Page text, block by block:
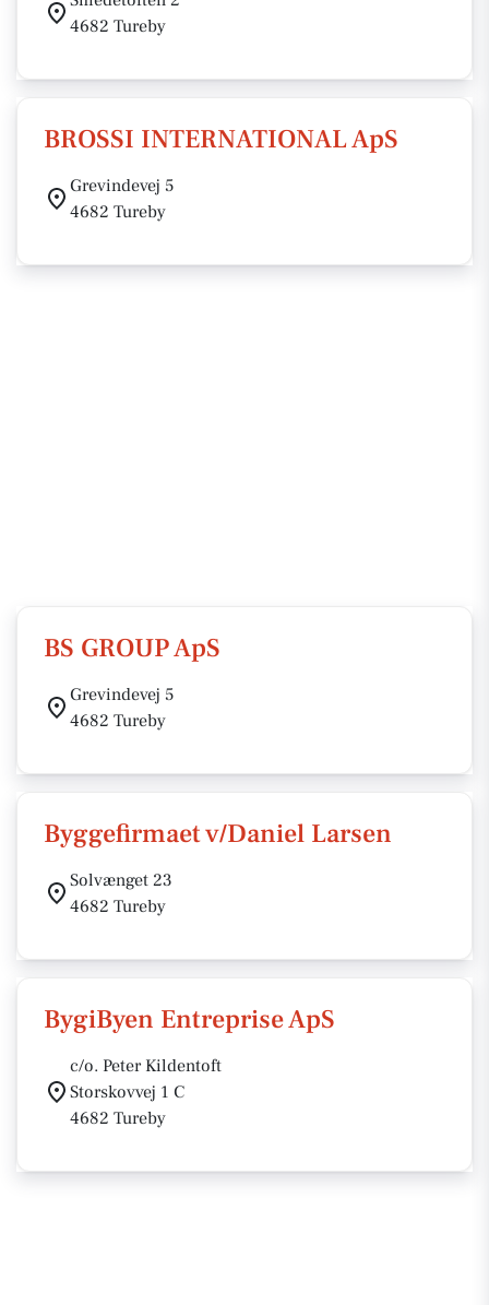
4682 Tureby
BROSSI INTERNATIONAL ApS
Grevindevej 5
4682 Tureby
BS GROUP ApS
Grevindevej 5
4682 Tureby
Byggefirmaet v/Daniel Larsen
Solvænget 23
4682 Tureby
BygiByen Entreprise ApS
c/o. Peter Kildentoft
Storskovvej 1 C
4682 Tureby